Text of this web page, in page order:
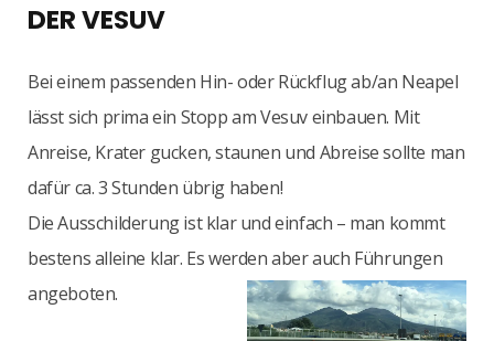
DER VESUV
Bei einem passenden Hin- oder Rückflug ab/an Neapel
lässt sich prima ein Stopp am Vesuv einbauen. Mit
Anreise, Krater gucken, staunen und Abreise sollte man
dafür ca. 3 Stunden übrig haben!
Die Ausschilderung ist klar und einfach – man kommt
bestens alleine klar. Es werden aber auch Führungen
angeboten.